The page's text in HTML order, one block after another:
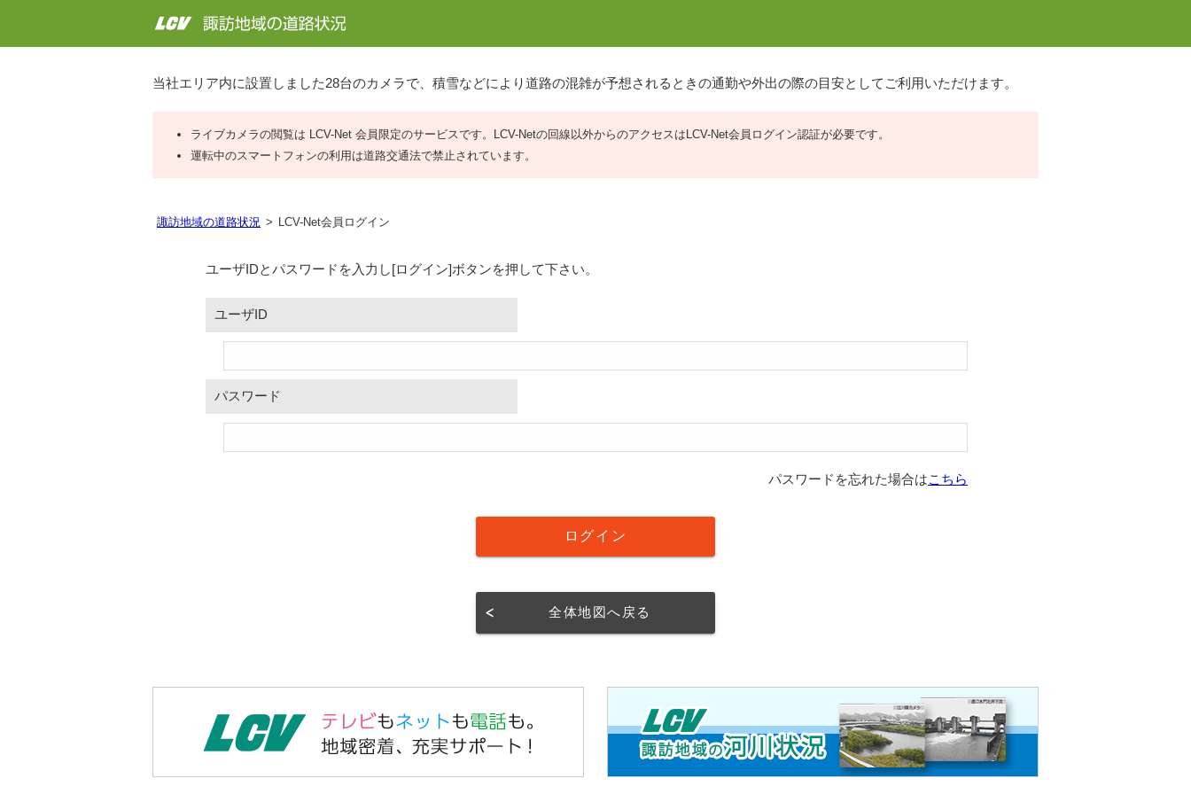
当社エリア内に設置しました28台のカメラで、積雪などにより道路の混雑が予想されるときの通勤や外出の際の目安としてご利用いただけます。
ライブカメラの閲覧は LCV-Net 会員限定のサービスです。LCV-Netの回線以外からのアクセスはLCV-Net会員ログイン認証が必要です。
運転中のスマートフォンの利用は道路交通法で禁止されています。
諏訪地域の道路状況 LCV-Net会員ログイン
ユーザIDとパスワードを入力し[ログイン]ボタンを押して下さい。
ユーザID
パスワード
パスワードを忘れた場合はこちら
全体地図へ戻る